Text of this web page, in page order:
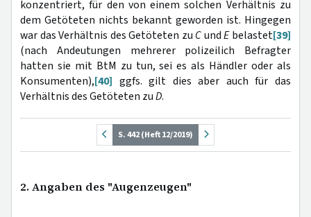
konzentriert, für den von einem solchen Verhältnis zu
dem Getöteten nichts bekannt geworden ist. Hingegen
war das Verhältnis des Getöteten zu CundEbelastet[39]
(nach Andeutungen mehrerer polizeilich Befragter
hatten sie mit BtM zu tun, sei es als Händler oder als
Konsumenten),[40] ggfs. gilt dies aber auch für das
Verhältnis des Getöteten zuD.
S. 442 (Heft 12/2019)
2. Angaben des "Augenzeugen"